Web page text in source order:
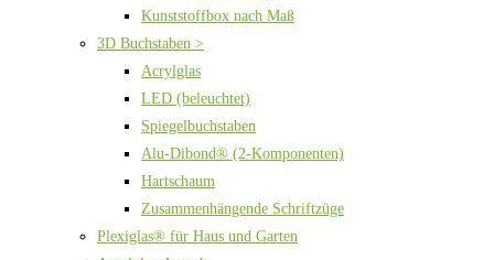
Kunststoffbox nach Maß
3D Buchstaben >
Acrylglas
LED (beleuchtet)
Spiegelbuchstaben
Alu-Dibond® (2-Komponenten)
Hartschaum
Zusammenhängende Schriftzüge
Plexiglas® für Haus und Garten